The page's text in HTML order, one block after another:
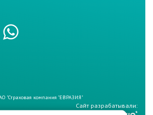
"Страховая компания "ЕВРАЗИЯ"
Сайт разрабатывали: